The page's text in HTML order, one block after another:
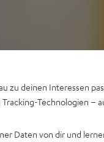
zu deinen Interessen
Technologien –
Daten von dir und